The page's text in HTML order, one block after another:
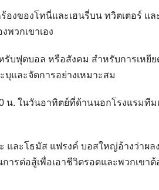
องของโทนี่และเฮนรี่บน ทวิตเตอร์
พวกเขาเอง
บฟุตบอล หรือสังคม สำหรับการเหยีย
และจัดการอย่างเหมาะสม
น. ในวันอาทิตย์ที่ด้านนอกโรงแรมที
และโธมัส แฟรงค์ บอสใหญ่อ้างว่าผ
ารต่อสู้เพื่อเอาชีวิตรอดและพวกเข